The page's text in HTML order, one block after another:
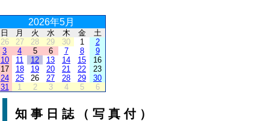
2026年5月
日 月 火 水 木 金
土
26
27 28 29 30 1
2
3
4 5 6 7 8
9
10
11 12 13 14 15
16
17
18 19 20 21 22
23
24
25 26 27 28 29
30
31
1 2 3 4 5 6
知事日誌（写真付）